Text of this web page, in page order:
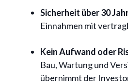
Sicherheit über 30
Einnahmen mit
Kein Aufwand oder
Bau, Wartung und
übernimmt der